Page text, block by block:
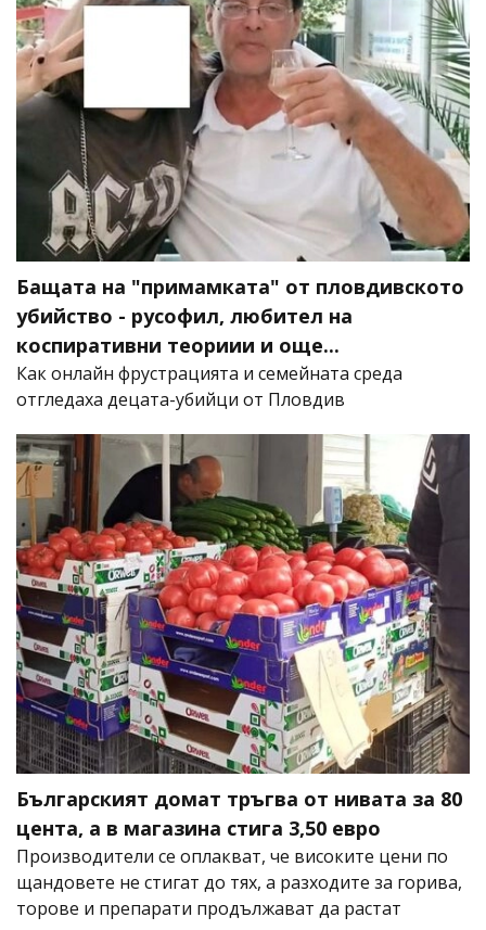
Бащата на "примамката" от пловдивското
убийство - русофил, любител на
коспиративни теориии и още...
Как онлайн фрустрацията и семейната среда
отгледаха децата-убийци от Пловдив
Българският домат тръгва от нивата за 80
цента, а в магазина стига 3,50 евро
Производители се оплакват, че високите цени по
щандовете не стигат до тях, а разходите за горива,
торове и препарати продължават да растат